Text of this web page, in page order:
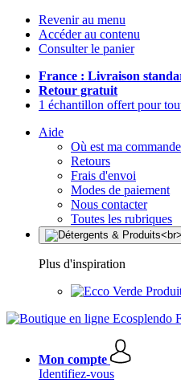
Revenir au menu
Accéder au contenu
Consulter le panier
France : Livraison
Retour gratuit
1 échantillon offert pour
Aide
Où est ma
Retours
Frais d'envoi
Modes de paiement
Nous contacter
Toutes les rubriques
Plus d'inspiration
Mon compte
Identifiez-vous